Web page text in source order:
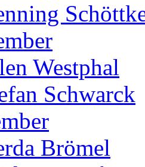
Westphal
Schwarck
Brömel